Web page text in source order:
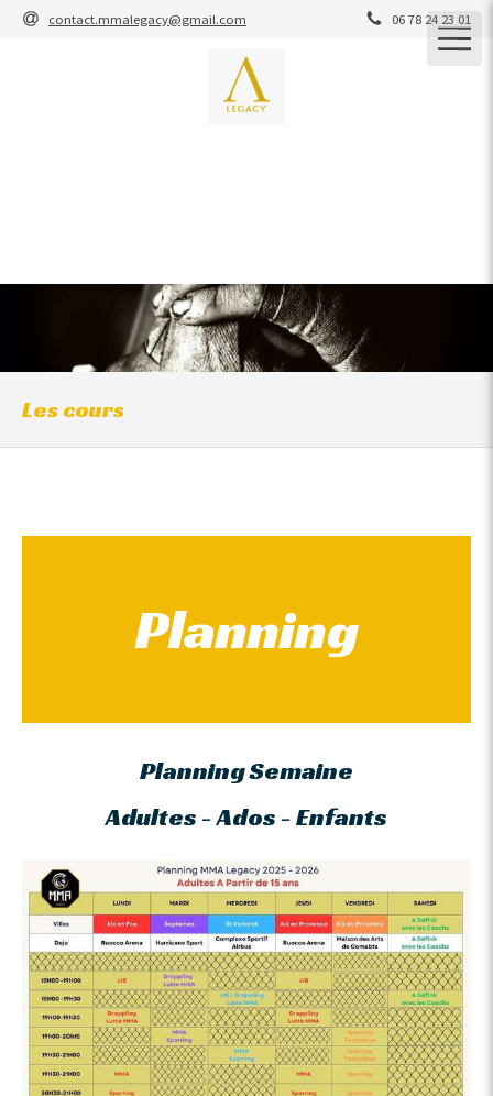
contact.mmalegacy@gmail.com 06 78 24 23 01
Les cours
Planning
Planning Semaine
Adultes - Ados - Enfants